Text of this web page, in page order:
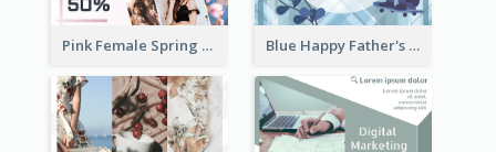
Pink Female Spring Fashion Facebook Post Design Blue Happy Father's Day Facebook Post